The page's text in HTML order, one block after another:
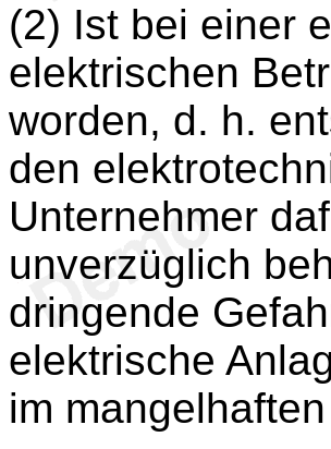
(2) Ist bei einer
elektrischen
worden, d. h.
den
Unternehmer
unverzüglich
dringende
elektrische
im